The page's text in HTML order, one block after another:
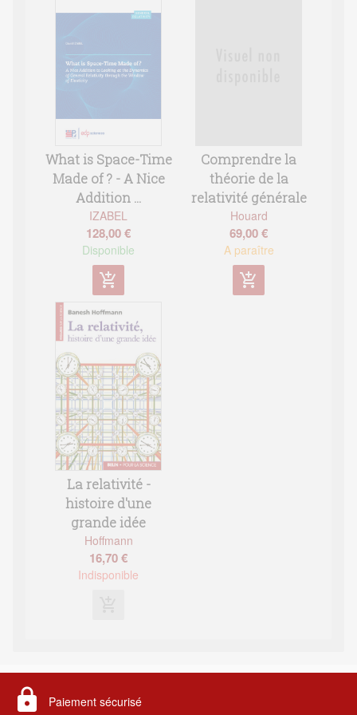
What is Space-Time
Made of ? - A Nice
Addition ...
IZABEL
128,00 €
Disponible
add_shopping_cart
Comprendre la
théorie de la
relativité générale
Houard
69,00 €
A paraître
add_shopping_cart
La relativité -
histoire d'une
grande idée
Hoffmann
16,70 €
Indisponible
lock Paiement sécurisé